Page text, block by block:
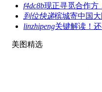
f4dc8b现正寻觅合作方
到位快递槟城寄中国
linzhipeng关键解读！
美图精选